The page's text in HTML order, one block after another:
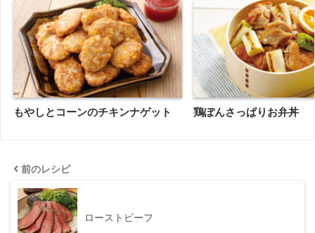
もやしとコーンのチキンナゲット 鶏ぽんさっぱりお弁丼
前のレシピ
ローストビーフ